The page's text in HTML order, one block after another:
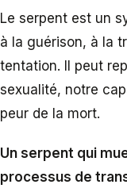
Le serpent est un
à la guérison, à la
tentation. Il peut
sexualité, notre
peur de la mort.
Un serpent qui
processus de